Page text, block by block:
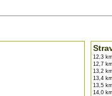
12,3 km
12,7 km
13,2 km
13,4 km
13,5 km
14,0 km